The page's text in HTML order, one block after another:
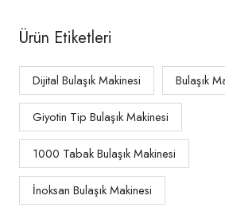
Ürün Etiketleri
Dijital Bulaşık Makinesi Bulaşık
Giyotin Tip Bulaşık Makinesi
1000 Tabak Bulaşık Makinesi
İnoksan Bulaşık Makinesi